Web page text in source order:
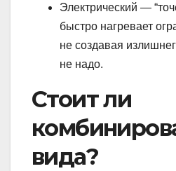
Электрический —
быстро нагревает
не создавая
не надо.
Стоит ли
вида?